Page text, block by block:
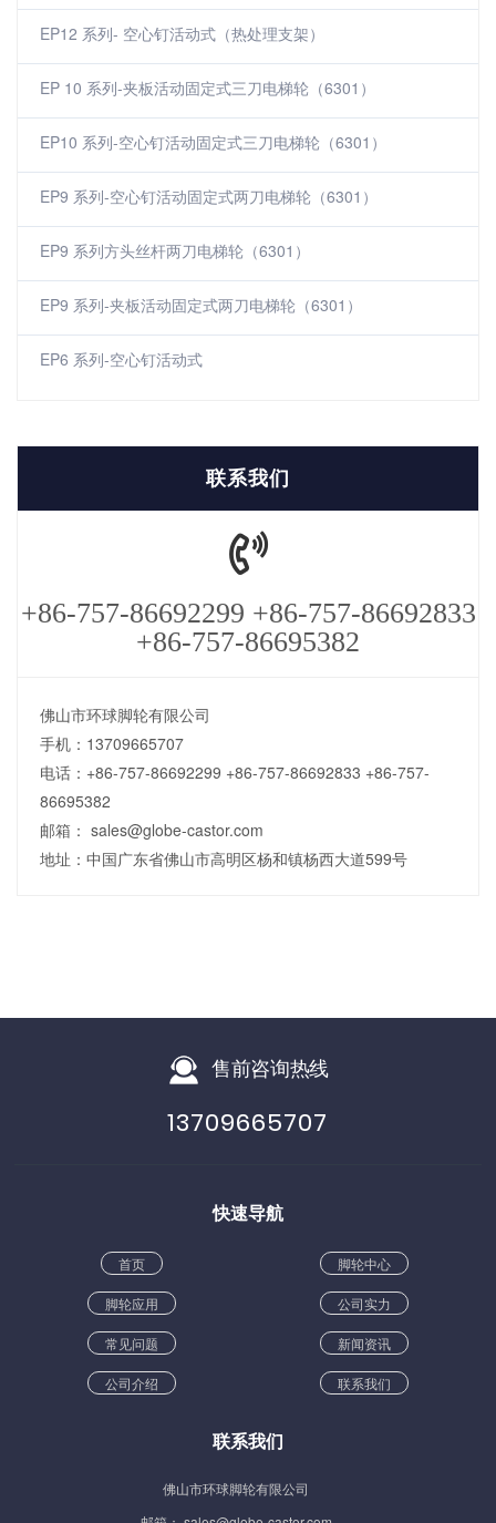
EP12 系列- 空心钉活动式（热处理支架）
EP 10 系列-夹板活动固定式三刀电梯轮（6301）
EP10 系列-空心钉活动固定式三刀电梯轮（6301）
EP9 系列-空心钉活动固定式两刀电梯轮（6301）
EP9 系列方头丝杆两刀电梯轮（6301）
EP9 系列-夹板活动固定式两刀电梯轮（6301）
EP6 系列-空心钉活动式
联系我们
+86-757-86692299 +86-757-86692833
+86-757-86695382
佛山市环球脚轮有限公司
手机：13709665707
电话：+86-757-86692299 +86-757-86692833 +86-757-
86695382
邮箱： sales@globe-castor.com
地址：中国广东省佛山市高明区杨和镇杨西大道599号
售前咨询热线
13709665707
快速导航
首页 脚轮中心
脚轮应用 公司实力
常见问题 新闻资讯
公司介绍 联系我们
联系我们
佛山市环球脚轮有限公司